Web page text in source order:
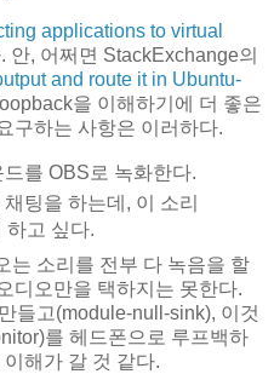
applications to virtual
안, 어쩌면 StackExchange의
and route it in Ubuntu-
을 이해하기에 더 좋은
구하는 사항은 이러하다.
를 OBS로 녹화한다.
팅을 하는데, 이 소리
하고 싶다.
는 소리를 전부 다 녹음을 할
디오만을 택하지는 못한다.
들고(module-null-sink), 이것
를 헤드폰으로 루프백하
해가 갈 것 같다.